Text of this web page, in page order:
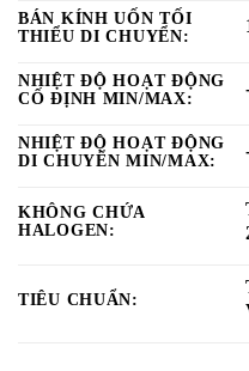
BÁN KÍNH UỐN TỐI
THIỂU DI CHUYỂN:
NHIỆT ĐỘ HOẠT ĐỘNG
CỐ ĐỊNH MIN/MAX:
NHIỆT ĐỘ HOẠT ĐỘNG
DI CHUYỂN MIN/MAX:
KHÔNG CHỨA
HALOGEN:
TIÊU CHUẨN: